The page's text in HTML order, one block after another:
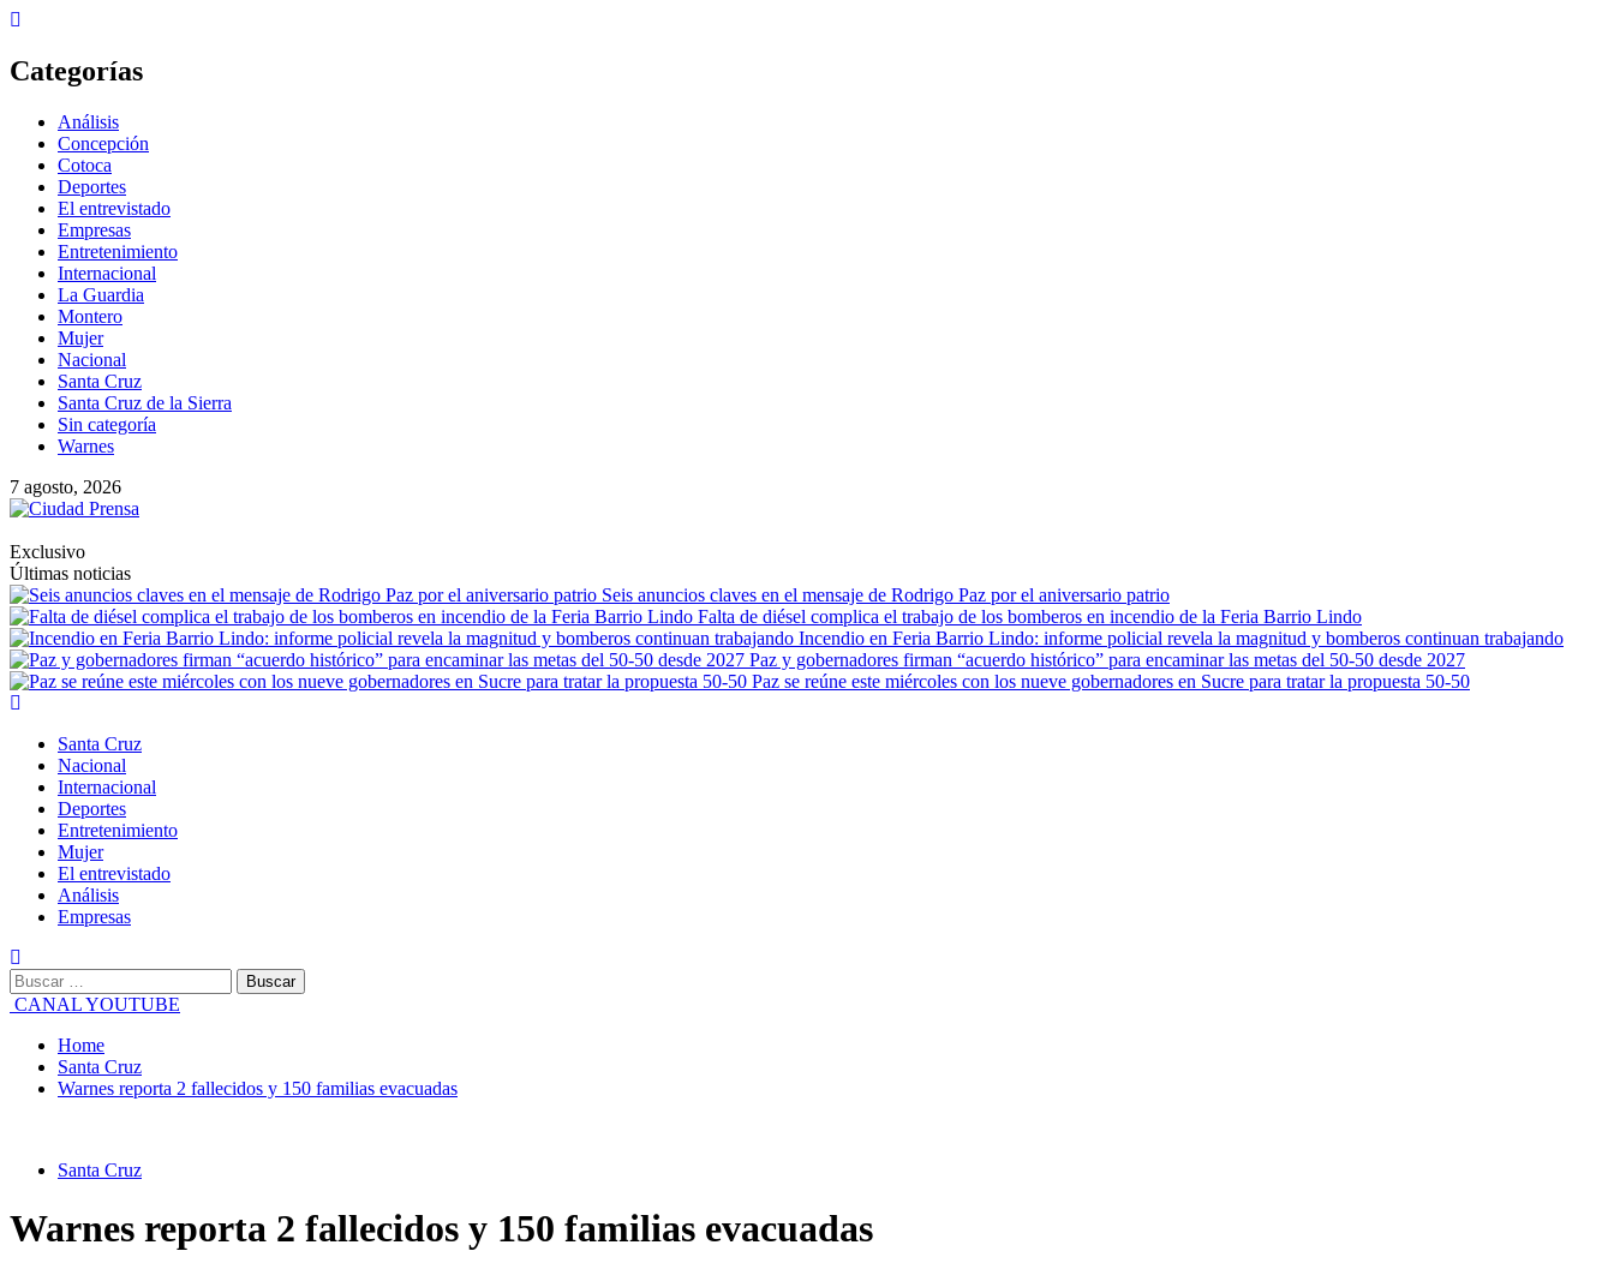
Skip
content
Categorías
Análisis
Concepción
Cotoca
Deportes
El entrevistado
Empresas
Entretenimiento
Internacional
La Guardia
Montero
Mujer
Nacional
Santa Cruz
Santa Cruz de la Sierra
Sin categoría
Warnes
7 agosto, 2026
Exclusivo
Últimas noticias
Seis anuncios claves en el mensaje de Rodrigo Paz por el aniversario patrio
Falta de diésel complica el trabajo de los bomberos en incendio de la Feria Barrio Lindo
Incendio en Feria Barrio Lindo: informe policial revela la magnitud y bomberos continuan trabajando
Paz y gobernadores firman “acuerdo histórico” para encaminar las metas del 50-50 desde 2027
Paz se reúne este miércoles con los nueve gobernadores en Sucre para tratar la propuesta 50-50
Santa Cruz
Nacional
Internacional
Deportes
Entretenimiento
Mujer
El entrevistado
Análisis
Empresas
Buscar:
CANAL YOUTUBE
Home
Santa Cruz
Warnes reporta 2 fallecidos y 150 familias evacuadas
Santa Cruz
Warnes reporta 2 fallecidos y 150 familias evacuadas